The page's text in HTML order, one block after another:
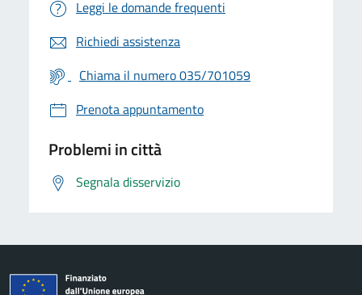
Leggi le domande frequenti
Richiedi assistenza
Chiama il numero 035/701059
Prenota appuntamento
Problemi in città
Segnala disservizio